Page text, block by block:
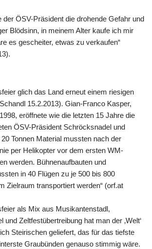
der ÖSV-Präsident die drohende Gefahr und
Blödsinn, in meinem Alter kaufe ich mir
es gescheiter, etwas zu verkaufen“
glich das Land erneut einem riesigen
15.2.2013). Gian-Franco Kasper,
eröffnete wie die letzten 15 Jahre die
ÖSV-Präsident Schröcksnadel und
Tonnen Material mussten nach der
per Helikopter vor dem ersten WM-
werden. Bühnenaufbauten und
in 40 Flügen zu je 500 bis 800
Zielraum transportiert werden“ (orf.at
als Mix aus Musikantenstadl,
und Zeltfestübertreibung hat man der ‚Welt‘
Steirischen geliefert, das für das tiefste
Graubünden genauso stimmig wäre.